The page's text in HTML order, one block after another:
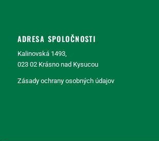
ADRESA SPOLOČNOSTI
Kalinovská 1493,
023 02 Krásno nad Kysucou
Zásady ochrany osobných údajov